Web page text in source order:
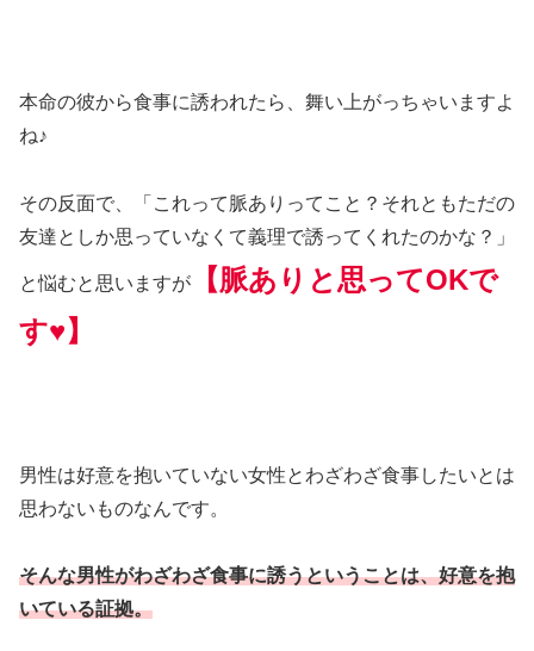
本命の彼から食事に誘われたら、舞い上がっちゃいますよ
ね♪
その反面で、「これって脈ありってこと？それともただの
友達としか思っていなくて義理で誘ってくれたのかな？」
と悩むと思いますが
【脈ありと思ってOKで
す♥】
男性は好意を抱いていない女性とわざわざ食事したいとは
思わないものなんです。
そんな男性がわざわざ食事に誘うということは、好意を抱
いている証拠。